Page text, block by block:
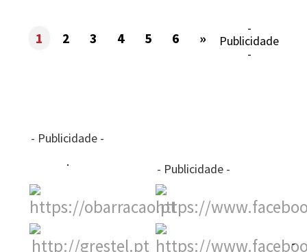
1 2 3 4 5 6 »
-
Publicidade
-
- Publicidade -
- Publicidade -
-